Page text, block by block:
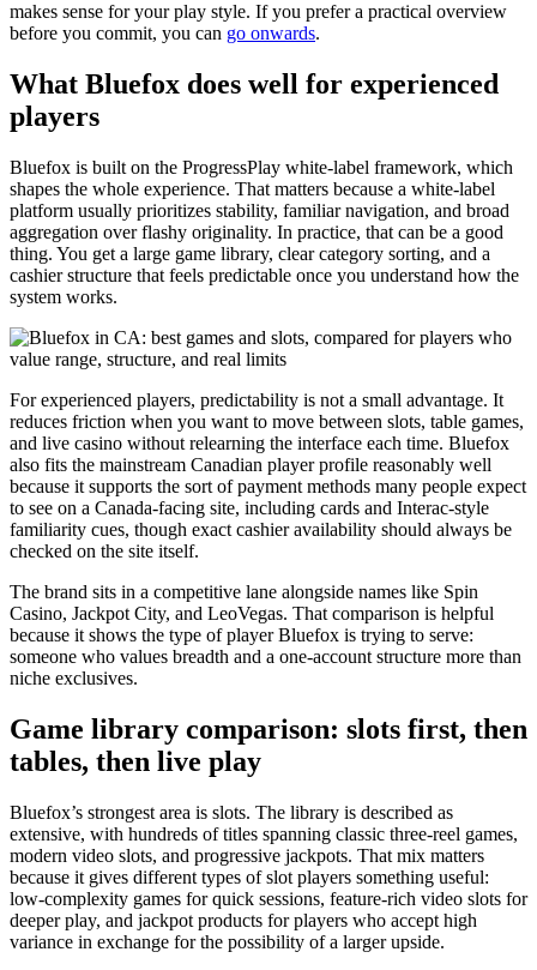
makes sense for your play style. If you prefer a practical overview
before you commit, you can go onwards.
What Bluefox does well for experienced
players
Bluefox is built on the ProgressPlay white-label framework, which
shapes the whole experience. That matters because a white-label
platform usually prioritizes stability, familiar navigation, and broad
aggregation over flashy originality. In practice, that can be a good
thing. You get a large game library, clear category sorting, and a
cashier structure that feels predictable once you understand how the
system works.
For experienced players, predictability is not a small advantage. It
reduces friction when you want to move between slots, table games,
and live casino without relearning the interface each time. Bluefox
also fits the mainstream Canadian player profile reasonably well
because it supports the sort of payment methods many people expect
to see on a Canada-facing site, including cards and Interac-style
familiarity cues, though exact cashier availability should always be
checked on the site itself.
The brand sits in a competitive lane alongside names like Spin
Casino, Jackpot City, and LeoVegas. That comparison is helpful
because it shows the type of player Bluefox is trying to serve:
someone who values breadth and a one-account structure more than
niche exclusives.
Game library comparison: slots first, then
tables, then live play
Bluefox’s strongest area is slots. The library is described as
extensive, with hundreds of titles spanning classic three-reel games,
modern video slots, and progressive jackpots. That mix matters
because it gives different types of slot players something useful:
low-complexity games for quick sessions, feature-rich video slots for
deeper play, and jackpot products for players who accept high
variance in exchange for the possibility of a larger upside.